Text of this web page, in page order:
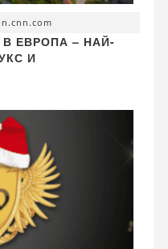
ЕВРОПА – НАЙ-
И